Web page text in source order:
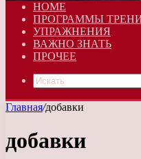
HOME
ПРОГРАММЫ
УПРАЖНЕНИЯ
ВАЖНО ЗНАТЬ
ПРОЧЕЕ
Главная/добавки
добавки